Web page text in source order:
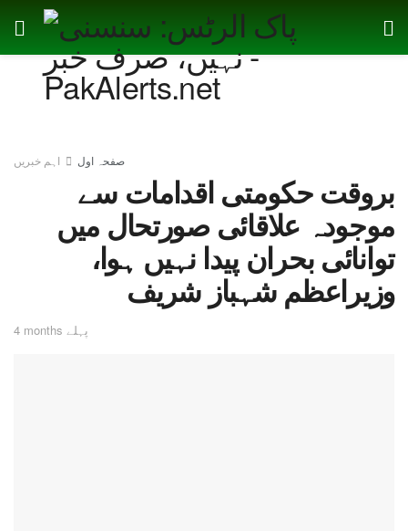
صفحہ اول اہم خبریں
بروقت حکومتی اقدامات سے
موجودہ علاقائی صورتحال میں
توانائی بحران پیدا نہیں ہوا،
وزیراعظم شہباز شریف
4 months پہلے